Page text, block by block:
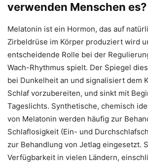
verwenden Menschen es?
Melatonin ist ein Hormon, das auf
Zirbeldrüse im Körper produziert wird
entscheidende Rolle bei der
Wach-Rhythmus spielt. Der Spiegel
bei Dunkelheit an und signalisiert dem
Schlaf vorzubereiten, und sinkt mit
Tageslichts. Synthetische, chemisch
von Melatonin werden häufig zur
Schlaflosigkeit (Ein- und
zur Behandlung von Jetlag eingesetzt.
Verfügbarkeit in vielen Ländern,